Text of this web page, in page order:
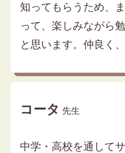
知ってもらうため、
って、楽しみながら
と思います。仲良く
コータ 先生
中学・高校を通して